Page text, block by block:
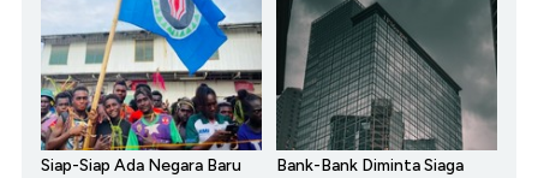
Siap-Siap Ada Negara Baru
Bank-Bank Diminta Siaga